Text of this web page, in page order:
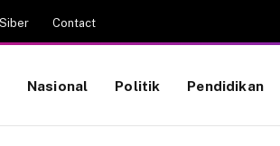
Contact
Nasional Politik Pendidikan